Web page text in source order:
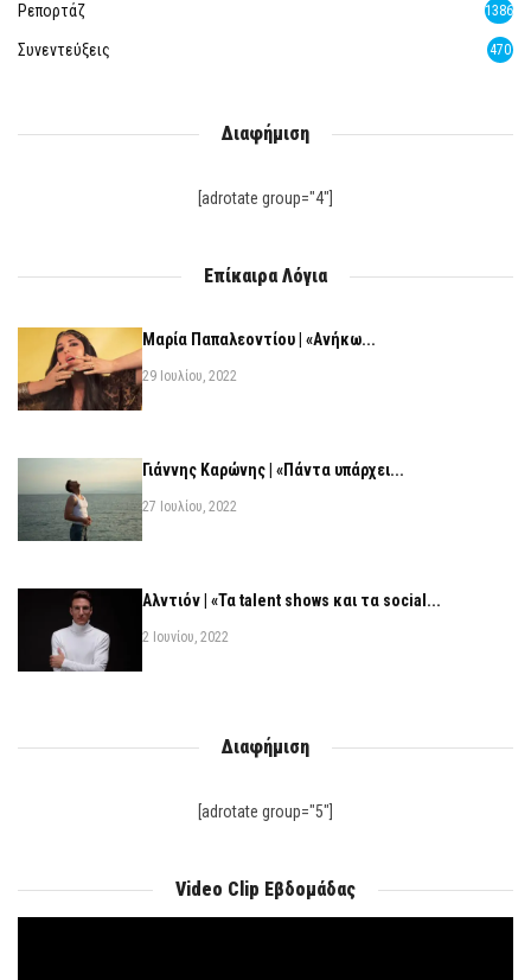
Ρεπορτάζ 1386
Συνεντεύξεις 470
Διαφήμιση
[adrotate group="4"]
Επίκαιρα Λόγια
Μαρία Παπαλεοντίου | «Ανήκω...
29 Ιουλίου, 2022
Γιάννης Καρώνης | «Πάντα υπάρχει...
27 Ιουλίου, 2022
Αλντιόν | «Τα talent shows και τα social...
2 Ιουνίου, 2022
Διαφήμιση
[adrotate group="5"]
Video Clip Εβδομάδας